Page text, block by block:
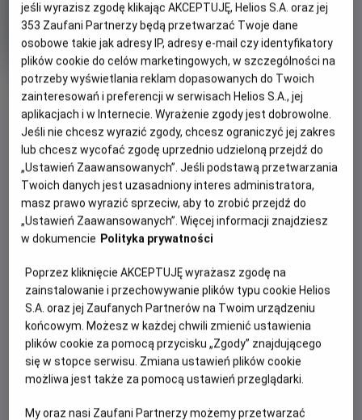
OBSERWUJ
Oryginalny
tytuł
PAW Patrol: The Dino Movie Gatunek
Animowany
/ Przygodowy
Minimalny
wiek
Od 6 lat
Czas
trwania
89 min
Kraj
rok
produkcji
Kanada, USA (2026)
PREMIERA
7 sierpnia 2026
REŻYSERIA
Cal Brunker
WIĘCEJ SZCZEGÓŁÓW
GODZINY SEANSÓW
DZISIAJ, 7 SIERPNIA 2026
DZISIAJ,
SIERPNIA
2026
10:45
2D, dubbing
13:00
2D, dubbing
13:30
2D, dubbing
15:15
2D, dubbing
17:30
jeśli wyrazisz zgodę klikając AKCEPTUJĘ, Helios S.A. oraz jej
353 Zaufani Partnerzy będą przetwarzać Twoje dane
osobowe takie jak adresy IP, adresy e-mail czy identyfikatory
plików cookie do celów marketingowych, w szczególności na
potrzeby wyświetlania reklam dopasowanych do Twoich
zainteresowań i preferencji w serwisach Helios S.A., jej
aplikacjach i w Internecie. Wyrażenie zgody jest dobrowolne.
Jeśli nie chcesz wyrazić zgody, chcesz ograniczyć jej zakres
lub chcesz wycofać zgodę uprzednio udzieloną przejdź do
„Ustawień Zaawansowanych”. Jeśli podstawą przetwarzania
Twoich danych jest uzasadniony interes administratora,
masz prawo wyrazić sprzeciw, aby to zrobić przejdź do
„Ustawień Zaawansowanych”. Więcej informacji znajdziesz
w dokumencie Polityka prywatności
Poprzez kliknięcie AKCEPTUJĘ wyrażasz zgodę na
zainstalowanie i przechowywanie plików typu cookie Helios
S.A. oraz jej Zaufanych Partnerów na Twoim urządzeniu
końcowym. Możesz w każdej chwili zmienić ustawienia
plików cookie za pomocą przycisku „Zgody” znajdującego
się w stopce serwisu. Zmiana ustawień plików cookie
możliwa jest także za pomocą ustawień przeglądarki.
My oraz nasi Zaufani Partnerzy możemy przetwarzać